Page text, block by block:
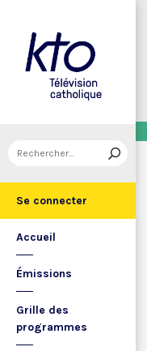
Se connecter
Accueil
Émissions
Grille des
programmes